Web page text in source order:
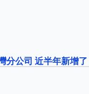
分公司 近半年新增了